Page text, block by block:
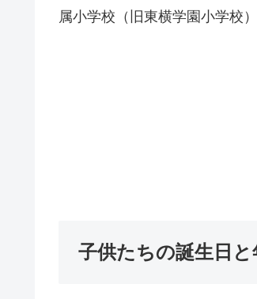
属小学校（旧東横学園小学校
子供たちの誕生日と